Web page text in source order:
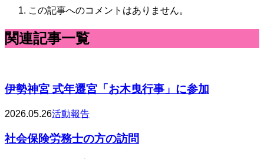
この記事へのコメントはありません。
関連記事一覧
伊勢神宮 式年遷宮「お木曳行事」に参加
2026.05.26活動報告
社会保険労務士の方の訪問